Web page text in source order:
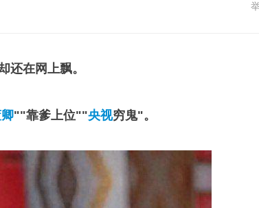
还在网上飘。
""靠爹上位""央视穷鬼"。